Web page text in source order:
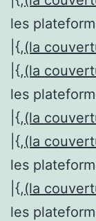
les
|{,(la
|{,(la
les
|{,(la
|{,(la
les
|{,(la
les